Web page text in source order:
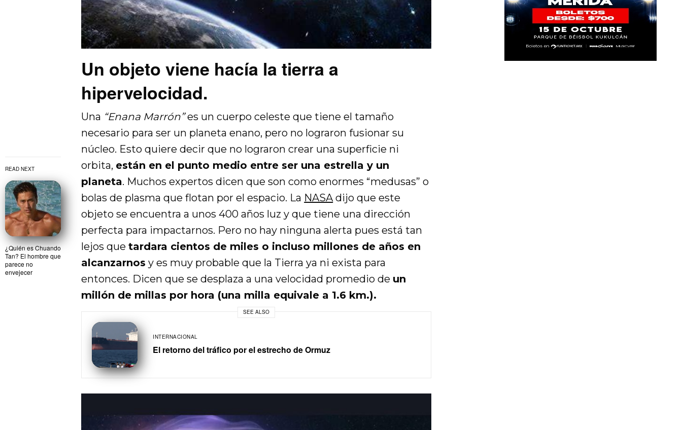
READ NEXT
¿Quién es Chuando
Tan? El hombre que
parece no
envejecer
Un objeto viene hacía la tierra a
hipervelocidad.
Una “Enana Marrón”es un cuerpo celeste que tiene el tamaño
necesario para ser un planeta enano, pero no lograron fusionar su
núcleo. Esto quiere decir que no lograron crear una superficie ni
orbita, están en el punto medio entre ser una estrella y un
planeta. Muchos expertos dicen que son como enormes “medusas” o
bolas de plasma que flotan por el espacio. La NASAdijo que este
objeto se encuentra a unos 400 años luz y que tiene una dirección
perfecta para impactarnos. Pero no hay ninguna alerta pues está tan
lejos quetardara cientos de miles o incluso millones de años en
alcanzarnos y es muy probable que la Tierra ya ni exista para
entonces. Dicen que se desplaza a una velocidad promedio de un
millón de millas por hora (una milla equivale a 1.6 km.).
SEE ALSO
INTERNACIONAL
El retorno del tráfico por el estrecho de Ormuz